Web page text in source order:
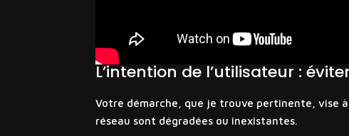
L’intention de l’utilisateur :
Votre démarche, que je trouve pertinente, vise à
réseau sont dégradées ou inexistantes.